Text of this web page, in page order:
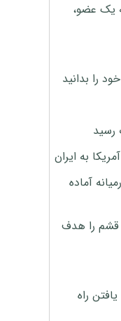
یک عضو،
را بدانید
رسید
به ایران
آماده
در قشم را هدف
راه